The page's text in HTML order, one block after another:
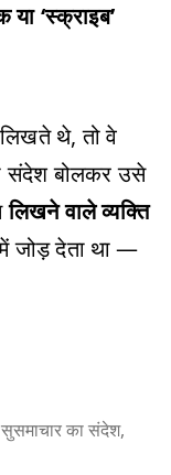
‘स्क्राइब’
थे, तो वे
संदेश बोलकर उसे
लिखने वाले व्यक्ति
जोड़ देता था —
का संदेश,